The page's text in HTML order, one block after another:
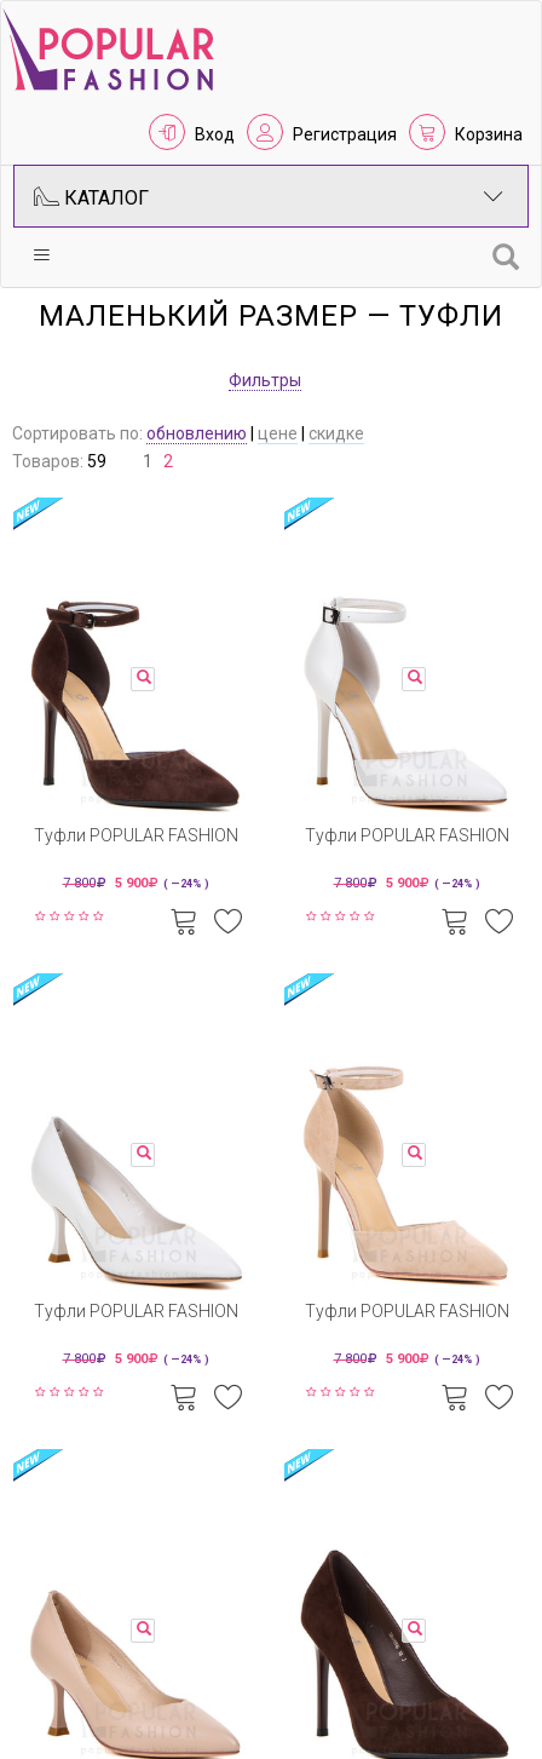
Вход Регистрация Корзина
КАТАЛОГ
МАЛЕНЬКИЙ РАЗМЕР — ТУФЛИ
Фильтры
Сортировать по: обновлению цене
скидке
Товаров: 59 1 2
Туфли POPULAR FASHION
7 800 5 900 ( —24% )
Туфли POPULAR FASHION
7 800 5 900 ( —24% )
Туфли POPULAR FASHION
7 800 5 900 ( —24% )
Туфли POPULAR FASHION
7 800 5 900 ( —24% )